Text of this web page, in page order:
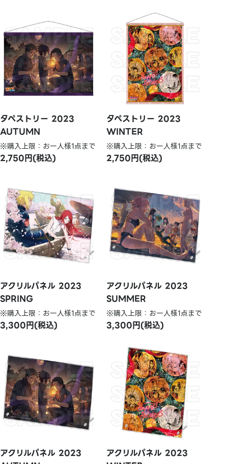
タペストリー 2023
AUTUMN
※購入上限：お一人様1点まで
2,750円(税込)
タペストリー 2023
WINTER
※購入上限：お一人様1点まで
2,750円(税込)
アクリルパネル 2023
SPRING
※購入上限：お一人様1点まで
3,300円(税込)
アクリルパネル 2023
SUMMER
※購入上限：お一人様1点まで
3,300円(税込)
アクリルパネル 2023
アクリルパネル 2023